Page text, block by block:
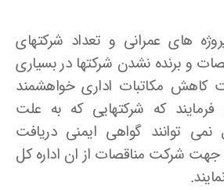
های عمرانی و تعداد شرکتهای
و برنده نشدن شرکتها در بسیاری
کاهش مکاتبات اداری خواهشمند
که شرکتهایی که به علت
نمی توانند گواهی ایمنی دریافت
جهت شرکت مناقصات از ان اداره کل